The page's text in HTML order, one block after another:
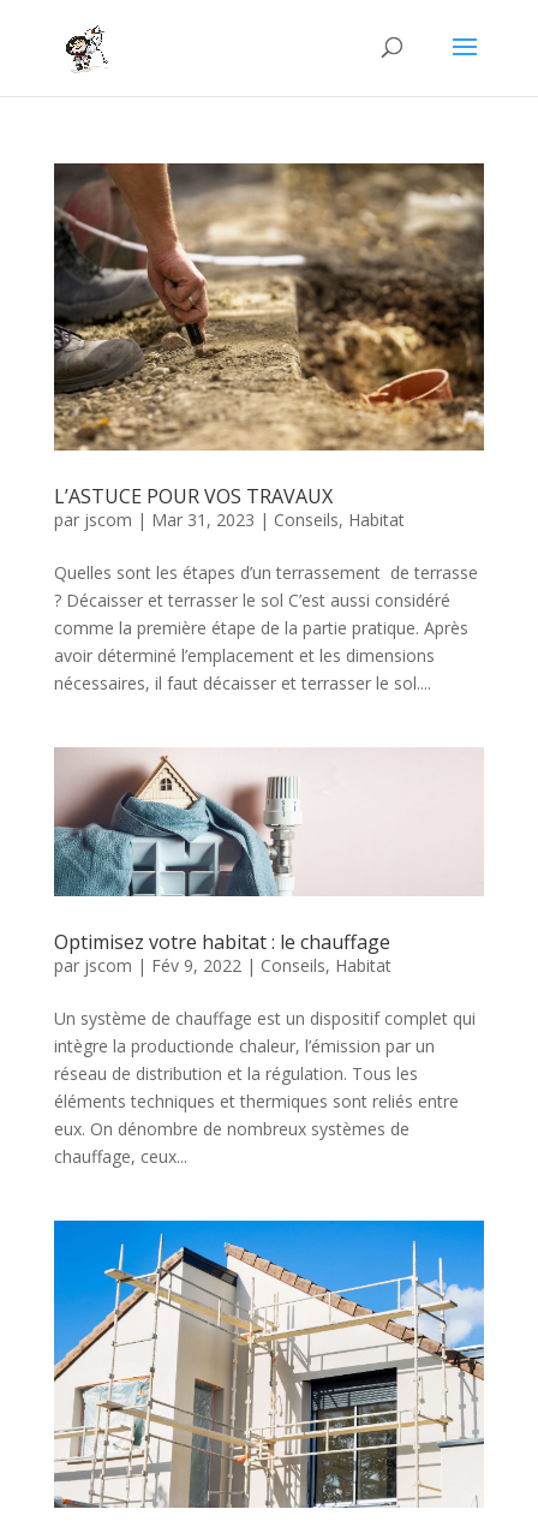
L’ASTUCE POUR VOS TRAVAUX
par jscom | Mar 31, 2023 | Conseils, Habitat
Quelles sont les étapes d’un terrassement de terrasse
? Décaisser et terrasser le sol C’est aussi considéré
comme la première étape de la partie pratique. Après
avoir déterminé l’emplacement et les dimensions
nécessaires, il faut décaisser et terrasser le sol....
Optimisez votre habitat : le chauffage
par jscom | Fév 9, 2022| Conseils, Habitat
Un système de chauffage est un dispositif complet qui
intègre la productionde chaleur, l’émission par un
réseau de distribution et la régulation. Tous les
éléments techniques et thermiques sont reliés entre
eux. On dénombre de nombreux systèmes de
chauffage, ceux...